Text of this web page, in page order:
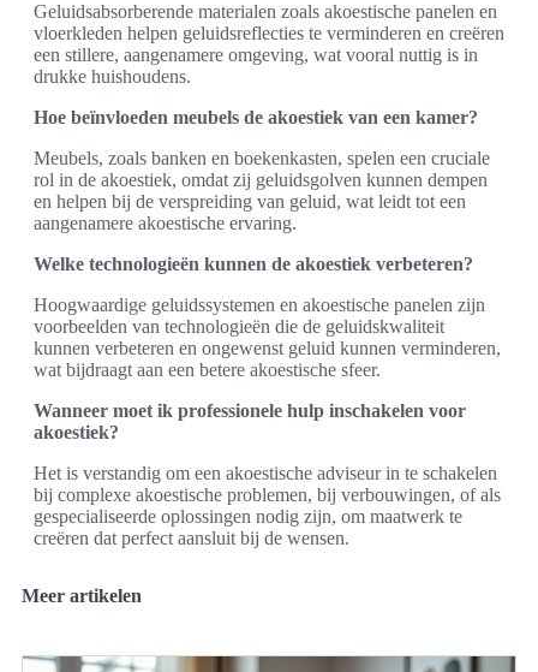
Geluidsabsorberende materialen zoals akoestische panelen en
vloerkleden helpen geluidsreflecties te verminderen en creëren
een stillere, aangenamere omgeving, wat vooral nuttig is in
drukke huishoudens.
Hoe beïnvloeden meubels de akoestiek van een kamer?
Meubels, zoals banken en boekenkasten, spelen een cruciale
rol in de akoestiek, omdat zij geluidsgolven kunnen dempen
en helpen bij de verspreiding van geluid, wat leidt tot een
aangenamere akoestische ervaring.
Welke technologieën kunnen de akoestiek verbeteren?
Hoogwaardige geluidssystemen en akoestische panelen zijn
voorbeelden van technologieën die de geluidskwaliteit
kunnen verbeteren en ongewenst geluid kunnen verminderen,
wat bijdraagt aan een betere akoestische sfeer.
Wanneer moet ik professionele hulp inschakelen voor
akoestiek?
Het is verstandig om een akoestische adviseur in te schakelen
bij complexe akoestische problemen, bij verbouwingen, of als
gespecialiseerde oplossingen nodig zijn, om maatwerk te
creëren dat perfect aansluit bij de wensen.
Meer artikelen